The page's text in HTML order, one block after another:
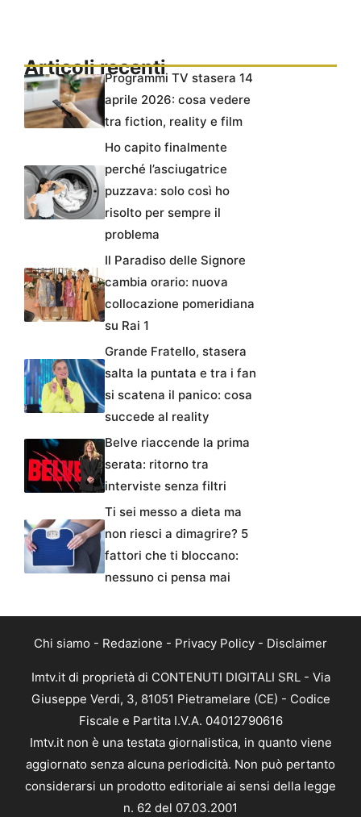
Articoli recentiProgrammi TV stasera 14
aprile 2026: cosa vedere
tra fiction, reality e film
Ho capito finalmente
perché l’asciugatrice
puzzava: solo così ho
risolto per sempre il
problema
Il Paradiso delle Signore
cambia orario: nuova
collocazione pomeridiana
su Rai 1
Grande Fratello, stasera
salta la puntata e tra i fan
si scatena il panico: cosa
succede al reality
Belve riaccende la prima
serata: ritorno tra
interviste senza filtri
Ti sei messo a dieta ma
non riesci a dimagrire? 5
fattori che ti bloccano:
nessuno ci pensa mai
Chi siamo - Redazione - Privacy Policy - Disclaimer
Imtv.it di proprietà di CONTENUTI DIGITALI SRL - Via
Giuseppe Verdi, 3, 81051 Pietramelare (CE) - Codice
Fiscale e Partita I.V.A. 04012790616
Imtv.it non è una testata giornalistica, in quanto viene
aggiornato senza alcuna periodicità. Non può pertanto
considerarsi un prodotto editoriale ai sensi della legge
n. 62 del 07.03.2001